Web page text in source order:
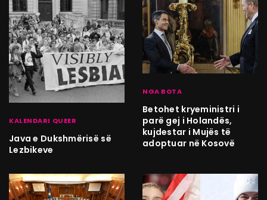
KALENDARI QUEER
Java e Dukshmërisë së
Lezbikeve
NGA BOTA
Betohet kryeministri i
parë gej i Holandës,
kujdestar i Mujës të
adoptuar në Kosovë